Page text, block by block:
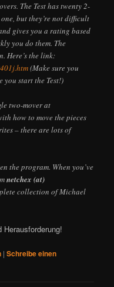
The Test has twenty 2-
but they’re not difficult
gives you a rating based
you do them. The
Here’s the link:
(Make sure you
you start the Test!)
two-mover at
how to move the pieces
– there are lots of
the program. When you’ve
netchex (at)
collection of Michael
|Schreibe einen